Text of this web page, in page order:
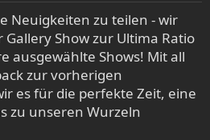
Neuigkeiten zu teilen - wir
Show zur Ultima Ratio
ausgewählte Shows! Mit all
zur vorherigen
es für die perfekte Zeit, eine
zu unseren Wurzeln